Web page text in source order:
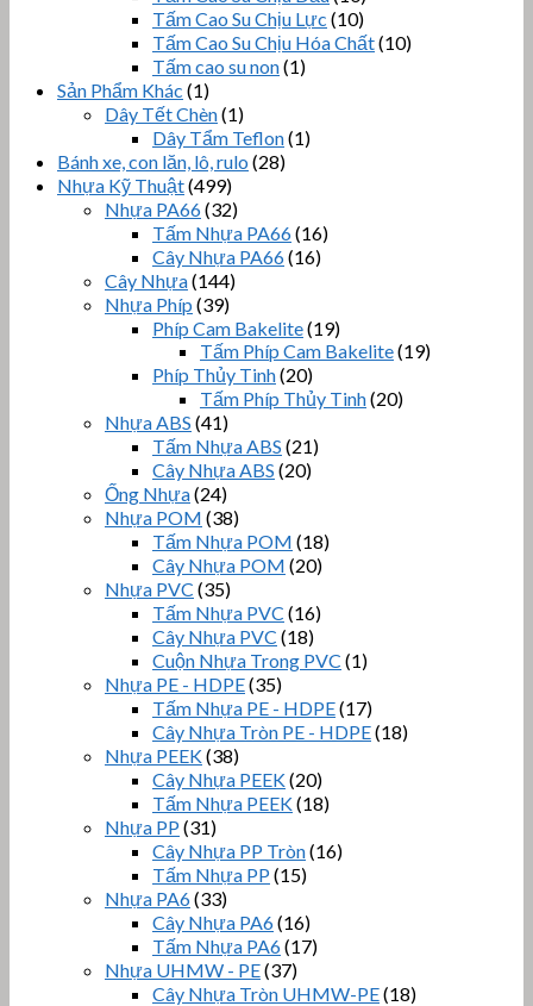
Tấm Cao Su Chịu Lực (10)
Tấm Cao Su Chịu Hóa Chất(10)
Tấm cao su non(1)
Sản Phẩm Khác (1)
Dây Tết Chèn(1)
Dây Tẩm Teflon(1)
Bánh xe, con lăn, lô, rulo (28)
Nhựa Kỹ Thuật(499)
Nhựa PA66(32)
Tấm Nhựa PA66(16)
Cây Nhựa PA66(16)
Cây Nhựa(144)
Nhựa Phíp (39)
Phíp Cam Bakelite(19)
Tấm Phíp Cam Bakelite(19)
Phíp Thủy Tinh(20)
Tấm Phíp Thủy Tinh(20)
Nhựa ABS (41)
Tấm Nhựa ABS (21)
Cây Nhựa ABS (20)
Ống Nhựa(24)
Nhựa POM (38)
Tấm Nhựa POM (18)
Cây Nhựa POM (20)
Nhựa PVC (35)
Tấm Nhựa PVC (16)
Cây Nhựa PVC (18)
Cuộn Nhựa Trong PVC (1)
Nhựa PE - HDPE(35)
Tấm Nhựa PE - HDPE(17)
Cây Nhựa Tròn PE - HDPE(18)
Nhựa PEEK(38)
Cây Nhựa PEEK(20)
Tấm Nhựa PEEK(18)
Nhựa PP (31)
Cây Nhựa PP Tròn(16)
Tấm Nhựa PP (15)
Nhựa PA6(33)
Cây Nhựa PA6(16)
Tấm Nhựa PA6(17)
Nhựa UHMW - PE(37)
Cây Nhựa Tròn UHMW-PE(18)